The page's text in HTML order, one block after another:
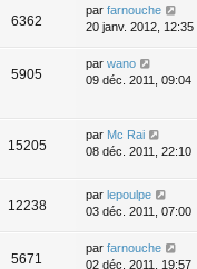
6362
par farnouche
20 janv. 2012, 12:35
5905
par wano
09 déc. 2011, 09:04
15205
par Mc Rai
08 déc. 2011, 22:10
12238
par lepoulpe
03 déc. 2011, 07:00
5671
par farnouche
02 déc. 2011, 19:57